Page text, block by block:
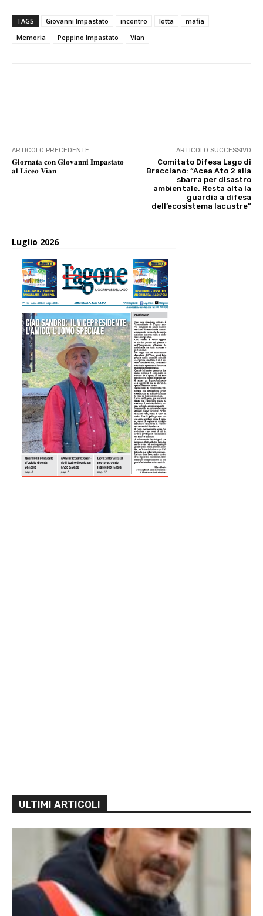
TAGS Giovanni Impastato incontro lotta
mafia
Memoria
Peppino Impastato Vian
ARTICOLO PRECEDENTE
𝐆𝐢𝐨𝐫𝐧𝐚𝐭𝐚 𝐜𝐨𝐧 𝐆𝐢𝐨𝐯𝐚𝐧𝐧𝐢 𝐈𝐦𝐩𝐚𝐬𝐭𝐚𝐭𝐨
𝐚𝐥 𝐋𝐢𝐜𝐞𝐨 𝐕𝐢𝐚𝐧
ARTICOLO SUCCESSIVO
Comitato Difesa Lago di
Bracciano: “Acea Ato 2 alla
sbarra per disastro
ambientale. Resta alta la
guardia a difesa
dell’ecosistema lacustre”
Luglio 2026
ULTIMI ARTICOLI